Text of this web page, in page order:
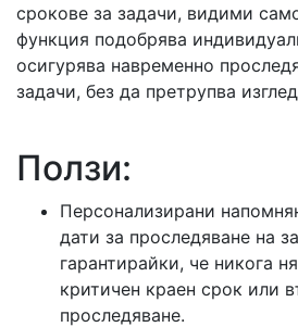
срокове за задачи, видими
функция подобрява
осигурява навременно
задачи, без да претрупва
Ползи:
Персонализирани
дати за проследяване на
гарантирайки, че никога
критичен краен срок или
проследяване.